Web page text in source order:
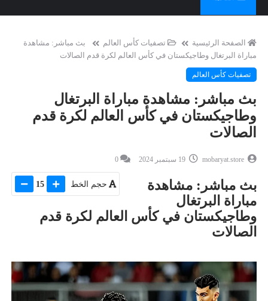
الصفحة الرئيسية تصفيات كأس العالم
بث مباشر: مشاهدة
مباراة البرتغال وطاجيكستان في كأس العالم لكرة قدم الصالات
تصفيات كأس العالم
بث مباشر: مشاهدة مباراة البرتغال
وطاجيكستان في كأس العالم لكرة قدم
الصالات
mobaryat.store
0
حجم الخط 15
بث مباشر: مشاهدة
مباراة البرتغال
وطاجيكستان في كأس العالم لكرة قدم
الصالات